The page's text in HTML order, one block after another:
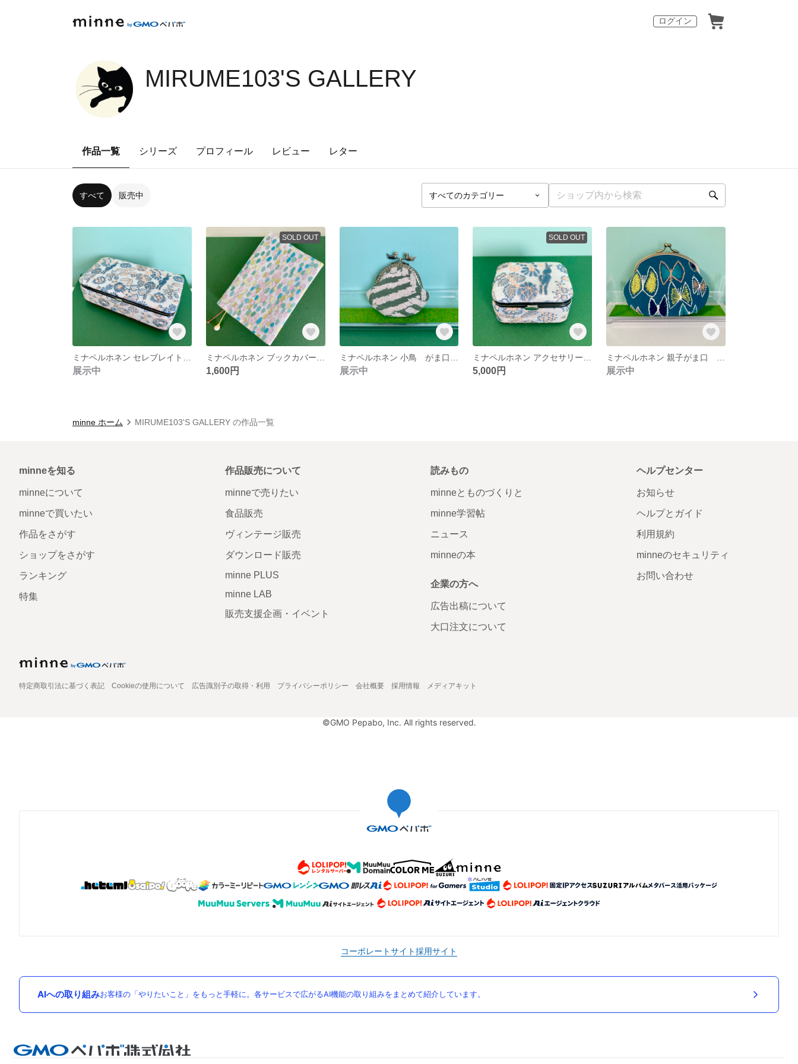
ログイン
MIRUME103'S GALLERY
作品一覧 シリーズ プロフィール レビュー レター
すべて 販売中
展示中
SOLD OUT
1,600円 展示中
SOLD OUT
5,000円 展示中
minne ホーム MIRUME103'S GALLERY の作品一覧
minneを知る
minneについて
minneで買いたい
作品をさがす
ショップをさがす
ランキング
特集
作品販売について
minneで売りたい
食品販売
ヴィンテージ販売
ダウンロード販売
minne PLUS
minne LAB
販売支援企画・イベント
読みもの
minneとものづくりと
minne学習帖
ニュース
minneの本
企業の方へ
広告出稿について
大口注文について
ヘルプセンター
お知らせ
ヘルプとガイド
利用規約
minneのセキュリティ
お問い合わせ
特定商取引法に基づく表記 Cookieの使用について 広告識別子の取得・利用 プライバシーポリシー 会社概要 採用情報 メディアキット
©GMO Pepabo, Inc. All rights reserved.
コーポレートサイト採用サイト
AIへの取り組みお客様の「やりたいこと」をもっと手軽に。各サービスで広がるAI機能の取り組みをまとめて紹介しています。